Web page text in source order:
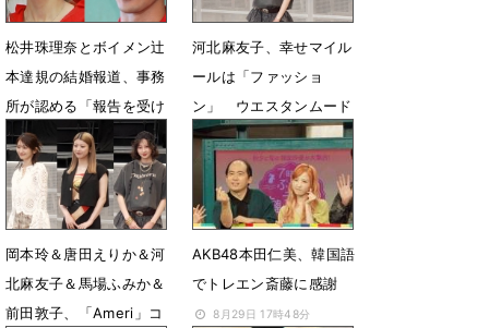
松井珠理奈とボイメン辻
本達規の結婚報道、事務
所が認める「報告を受け
ている」
1月1日 11時05分
河北麻友子、幸せマイル
ールは「ファッショ
ン」 ウエスタンムード
におしゃれ着こなし
5月7日 12時42分
岡本玲＆唐田えりか＆河
北麻友子＆馬場ふみか＆
前田敦子、「Ameri」コ
AKB48本田仁美、韓国語
でトレエン斎藤に感謝
8月29日 17時48分